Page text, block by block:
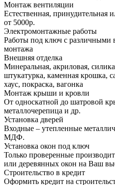
Монтаж вентиляции
Естественная, принудительная
от 5000р.
Электромонтажные работы
Работы под ключ с различными
монтажа
Внешняя отделка
Минеральная, акриловая,
штукатурка, каменная крошка,
хаус, покраска, вагонка
Монтаж крыши и кровли
От односкатной до шатровой
металлочерепица и др.
Установка дверей
Входные – утепленные
МДФ.
Установка окон под ключ
Только проверенные
или деревянных окон на Ваш
Строительство в кредит
Оформить кредит на